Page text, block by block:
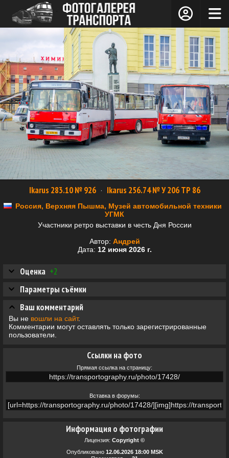
Ikarus 283.10 № 926· Ikarus 256.74 № У 206 ТР 86
Россия, Верхняя Пышма, Музей автомобильной техники
УГМК
Участники ретро выставки в честь Дня России
Автор: Андрей
Дата: 12 июня 2026 г.
Информация о фотографии
Лицензия: Copyright ©
Опубликовано 12.06.2026 18:00 MSK
Оценка +2
Ссылки на фото
Прямая ссылка на страницу:
Вставка в форумы:
Параметры съёмки
Ваш комментарий
Вы не вошли на сайт.
Комментарии могут оставлять только зарегистрированные
пользователи.